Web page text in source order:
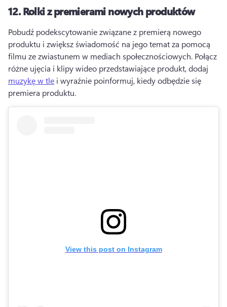
12.Rolki z premierami nowych produktów
Pobudź podekscytowanie związane z premierą nowego
produktu i zwiększ świadomość na jego temat za pomocą
filmu ze zwiastunem w mediach społecznościowych. Połącz
różne ujęcia i klipy wideo przedstawiające produkt, dodaj
muzykę w tle i wyraźnie poinformuj, kiedy odbędzie się
premiera produktu.
View this post on Instagram